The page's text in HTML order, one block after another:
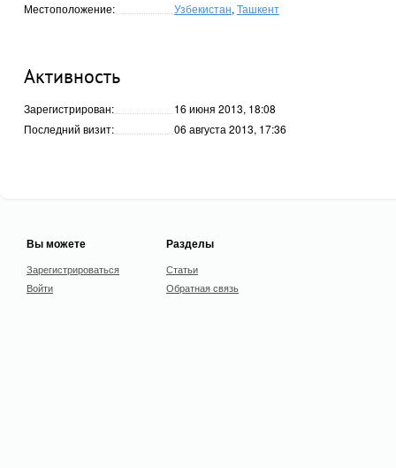
Местоположение:
Узбекистан, Ташкент
Активность
Зарегистрирован:
16 июня 2013, 18:08
Последний визит:
06 августа 2013, 17:36
Вы можете
Зарегистрироваться
Войти
Разделы
Статьи
Обратная связь